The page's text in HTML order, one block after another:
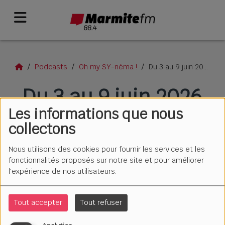
Les informations que nous
collectons
Nous utilisons des cookies pour fournir les services et les
fonctionnalités proposés sur notre site et pour améliorer
l'expérience de nos utilisateurs.
Tout accepter Tout refuser
Podcasts Oh my SY-néma ! Du 3 au 9 juin 2026
Du 3 au 9 juin 2026